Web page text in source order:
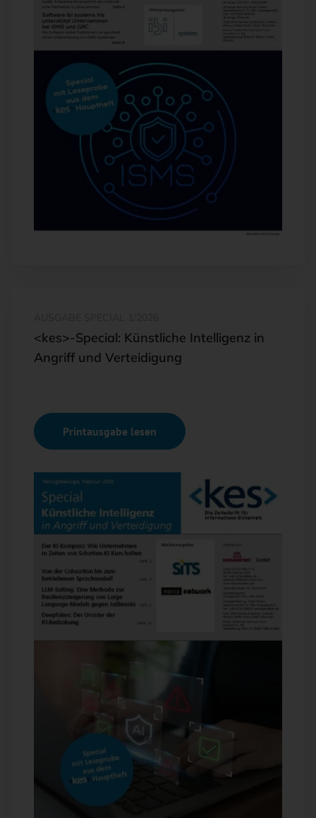
<kes>-Special: Künstliche Intelligenz in
Angriff und Verteidigung
Printausgabe lesen